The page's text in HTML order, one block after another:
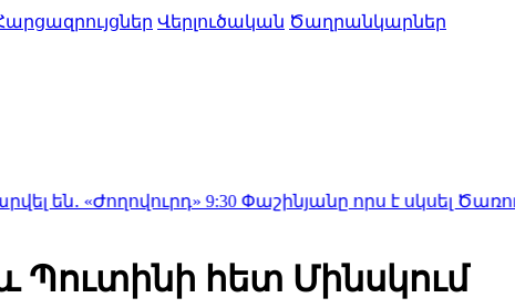
Վերլուծական Ծաղրանկարներ
9:30Փաշինյանը որս է սկսել Ծառուկյանի
Պուտինի հետ Մինսկում